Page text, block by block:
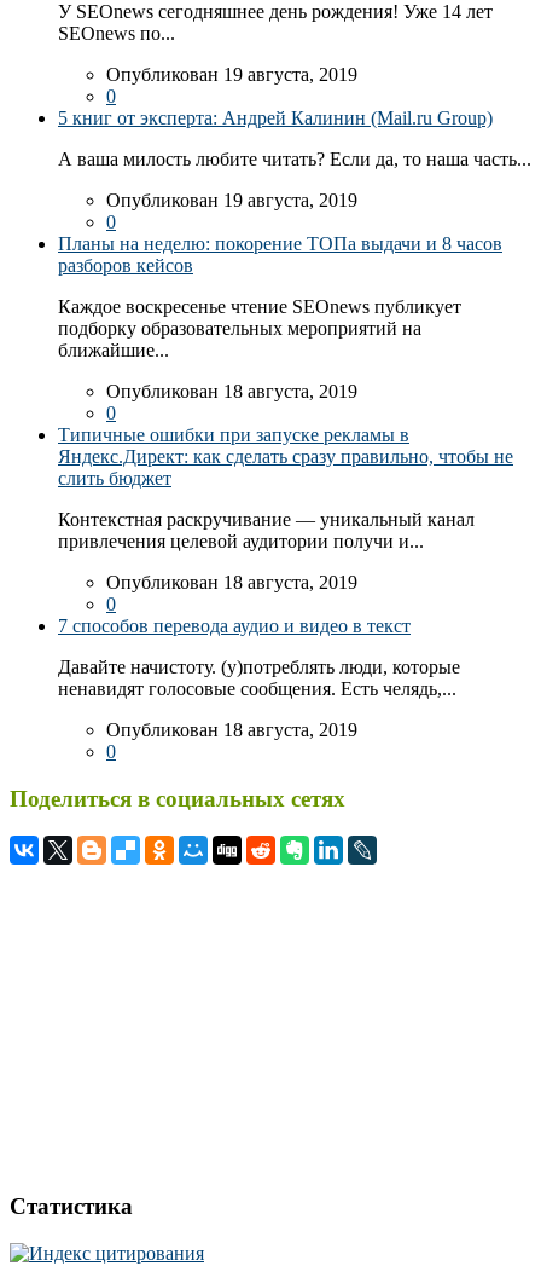
У SEOnews сегодняшнее день рождения! Уже 14 лет
SEOnews по...
Опубликован 19 августа, 2019
0
5 книг от эксперта: Андрей Калинин (Mail.ru Group)
А ваша милость любите читать? Если да, то наша часть...
Опубликован 19 августа, 2019
0
Планы на неделю: покорение ТОПа выдачи и 8 часов
разборов кейсов
Каждое воскресенье чтение SEOnews публикует
подборку образовательных мероприятий на
ближайшие...
Опубликован 18 августа, 2019
0
Типичные ошибки при запуске рекламы в
Яндекс.Директ: как сделать сразу правильно, чтобы не
слить бюджет
Контекстная раскручивание — уникальный канал
привлечения целевой аудитории получи и...
Опубликован 18 августа, 2019
0
7 способов перевода аудио и видео в текст
Давайте начистоту. (у)потреблять люди, которые
ненавидят голосовые сообщения. Есть челядь,...
Опубликован 18 августа, 2019
0
Поделиться в социальных сетях
Статистика